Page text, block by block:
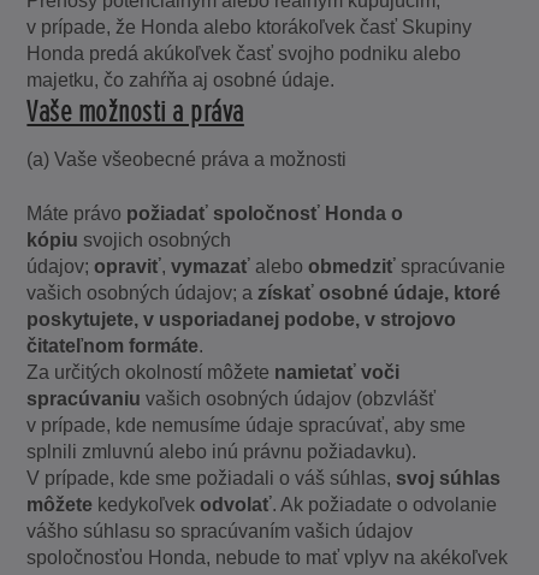
v prípade, že Honda alebo ktorákoľvek časť Skupiny
Honda predá akúkoľvek časť svojho podniku alebo
majetku, čo zahŕňa aj osobné údaje.
Vaše možnosti a práva
(a) Vaše všeobecné práva a možnosti
Máte právo požiadať spoločnosť Honda o
kópiu svojich osobných
údajov;opraviť,vymazať aleboobmedziť spracúvanie
vašich osobných údajov; azískať osobné údaje, ktoré
poskytujete, v usporiadanej podobe, v strojovo
čitateľnom formáte.
Za určitých okolností môžete namietať voči
spracúvaniu vašich osobných údajov (obzvlášť
v prípade, kde nemusíme údaje spracúvať, aby sme
splnili zmluvnú alebo inú právnu požiadavku).
V prípade, kde sme požiadali o váš súhlas, svoj súhlas
môžete kedykoľvekodvolať. Ak požiadate o odvolanie
vášho súhlasu so spracúvaním vašich údajov
spoločnosťou Honda, nebude to mať vplyv na akékoľvek